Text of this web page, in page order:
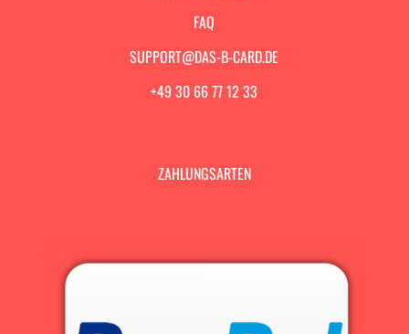
FAQ
SUPPORT@DAS-B-CARD.DE
+49 30 66 77 12 33
ZAHLUNGSARTEN